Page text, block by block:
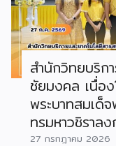
สำนักวิทยบริก
ชัยมงคล เนื่อ
พระบาทสมเด็
ทรมหาวชิราล
27 กรกฎาคม 2026